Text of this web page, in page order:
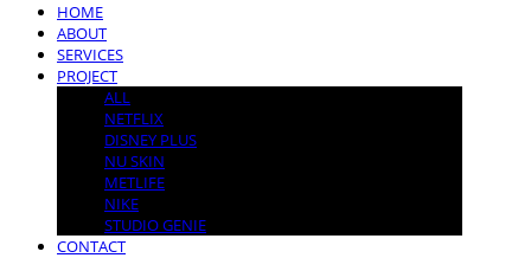
HOME
ABOUT
SERVICES
PROJECT
ALL
NETFLIX
DISNEY PLUS
NU SKIN
METLIFE
NIKE
STUDIO GENIE
CONTACT